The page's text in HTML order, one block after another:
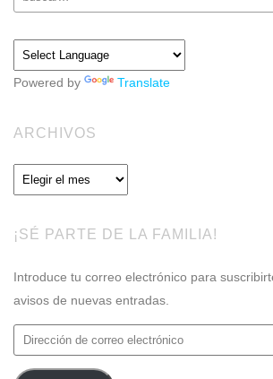
Powered by Translate
ARCHIVOS
Archivos
¡SÉ PARTE DE LA FAMILIA!
Introduce tu correo electrónico para
avisos de nuevas entradas.
Dirección
de